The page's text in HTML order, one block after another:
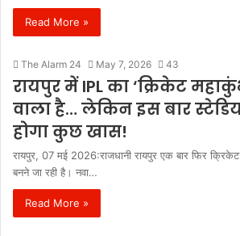
Read More »
The Alarm 24 May 7, 2026 43
रायपुर में IPL का ‘क्रिकेट
वाला है… लेकिन इस बार
होगा कुछ खास!
रायपुर, 07 मई 2026:राजधानी रायपुर एक बार फिर
बनने जा रही है। नवा…
Read More »